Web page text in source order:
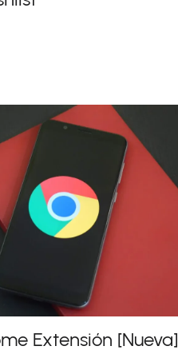
Extensión [Nueva]